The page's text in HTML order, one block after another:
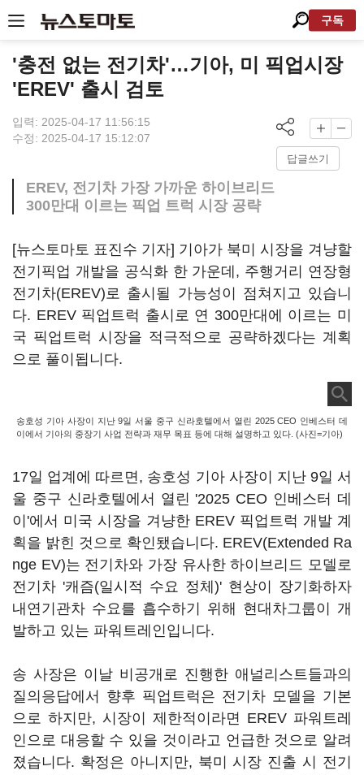
구독
'충전 없는 전기차'…기아, 미 픽업시장
'EREV' 출시 검토
입력: 2025-04-17 11:56:15
수정: 2025-04-17 15:12:07
답글쓰기
EREV, 전기차 가장 가까운 하이브리드
300만대 이르는 픽업 트럭 시장 공략
[뉴스토마토 표진수 기자] 기아가 북미 시장을 겨냥할
전기픽업 개발을 공식화 한 가운데, 주행거리 연장형
전기차(EREV)로 출시될 가능성이 점쳐지고 있습니
다. EREV 픽업트럭 출시로 연 300만대에 이르는 미
국 픽업트럭 시장을 적극적으로 공략하겠다는 계획
으로 풀이됩니다.
송호성 기아 사장이 지난 9일 서울 중구 신라호텔에서 열린 2025 CEO 인베스터 데
이에서 기아의 중장기 사업 전략과 재무 목표 등에 대해 설명하고 있다. (사진=기아)
17일 업계에 따르면, 송호성 기아 사장이 지난 9일 서
울 중구 신라호텔에서 열린 '2025 CEO 인베스터 데
이'에서 미국 시장을 겨냥한 EREV 픽업트럭 개발 계
획을 밝힌 것으로 확인됐습니다. EREV(Extended Ra
nge EV)는 전기차와 가장 유사한 하이브리드 모델로
전기차 '캐즘(일시적 수요 정체)' 현상이 장기화하자
내연기관차 수요를 흡수하기 위해 현대차그룹이 개
발하고 있는 파워트레인입니다.
송 사장은 이날 비공개로 진행한 애널리스트들과의
질의응답에서 향후 픽업트럭은 전기차 모델을 기본
으로 하지만, 시장이 제한적이라면 EREV 파워트레
인으로 대응할 수 있을 것이라고 언급한 것으로 알려
졌습니다. 확정은 아니지만, 북미 시장 진출 시 전기